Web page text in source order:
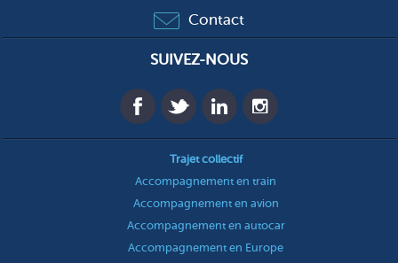
Contact
SUIVEZ-NOUS
Trajet collectif
Accompagnement en train
Accompagnement en avion
Accompagnement en autocar
Accompagnement en Europe